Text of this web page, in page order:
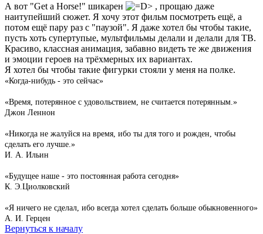
А вот "Get a Horse!" шикарен
, прощаю даже
наитупейший сюжет. Я хочу этот фильм посмотреть ещё, а
потом ещё пару раз с "паузой". Я даже хотел бы чтобы такие,
пусть хоть супертупые, мультфильмы делали и делали для ТВ.
Красиво, классная анимация, забавно видеть те же движения
и эмоции героев на трёхмерных их вариантах.
Я хотел бы чтобы такие фигурки стояли у меня на полке.
«Когда-нибудь - это сейчас»
«Время, потерянное с удовольствием, не считается потерянным.»
Джон Леннон
«Никогда не жалуйся на время, ибо ты для того и рожден, чтобы
сделать его лучше.»
И. А. Ильин
«Будущее наше - это постоянная работа сегодня»
К. Э.Циолковский
«Я ничего не сделал, ибо всегда хотел сделать больше обыкновенного»
А. И. Герцен
Вернуться к началу